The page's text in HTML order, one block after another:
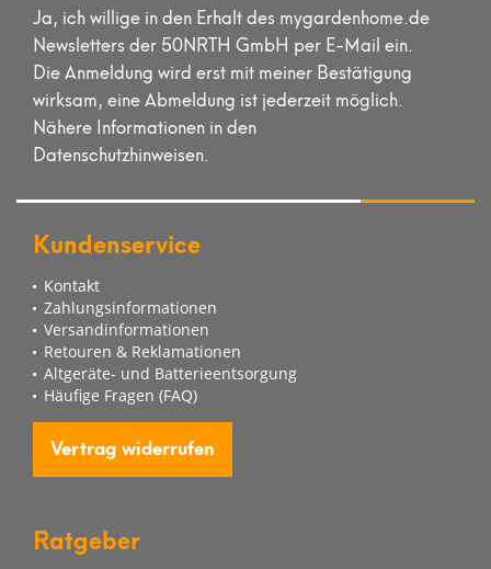
Ja, ich willige in den Erhalt des mygardenhome.de
Newsletters der 50NRTH GmbH per E-Mail ein.
Die Anmeldung wird erst mit meiner Bestätigung
wirksam, eine Abmeldung ist jederzeit möglich.
Nähere Informationen in den
Datenschutzhinweisen.
Kundenservice
Kontakt
Zahlungsinformationen
Versandinformationen
Retouren & Reklamationen
Altgeräte- und Batterieentsorgung
Häufige Fragen (FAQ)
Vertrag widerrufen
Ratgeber